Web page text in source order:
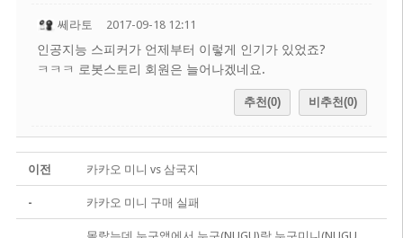
쎄라토 2017-09-18 12:11
인공지능 스피커가 언제부터 이렇게 인기가 있었죠?
ㅋㅋㅋ 로봇스토리 회원은 늘어나겠네요.
추천(0) 비추천(0)
이전 카카오 미니 vs 삼국지
- 카카오 미니 구매 실패